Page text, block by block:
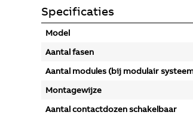
Specificaties
Model
Aantal fasen
Aantal modules (bij modulair
Montagewijze
Aantal contactdozen schakelbaar